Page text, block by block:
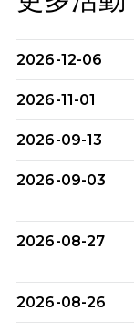
2026-12-06
2026-11-01
2026-09-13
2026-09-03
2026-08-27
2026-08-26